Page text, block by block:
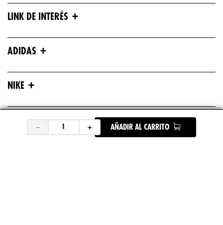
＋
－ AÑADIR AL CARRITO
LINK DE INTERÉS +
ADIDAS +
NIKE +
ASICS +